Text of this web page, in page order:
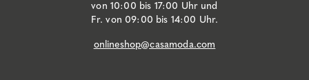
von 10:00 bis 17:00 Uhr und
Fr. von 09:00 bis 14:00 Uhr.
onlineshop@casamoda.com